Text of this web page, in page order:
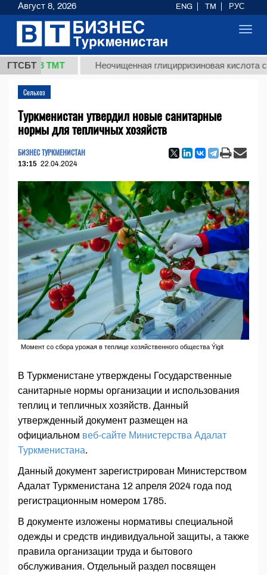
ГТСБТ
ТМТ Неочищенная глицирризиновая кислота
Сельхоз
Туркменистан утвердил новые санитарные
нормы для тепличных хозяйств
БИЗНЕС ТУРКМЕНИСТАН
13:15 22.04.2024
Момент со сбора урожая в теплице хозяйственного общества Ýigit
В Туркменистане утверждены Государственные
санитарные нормы организации и использования
теплиц и тепличных хозяйств. Данный
утвержденный документ размещен на
официальном веб-сайте Министерства Адалат
Туркменистана.
Данный документ зарегистрирован Министерством
Адалат Туркменистана 12 апреля 2024 года под
регистрационным номером 1785.
В документе изложены нормативы специальной
одежды и средств индивидуальной защиты, а также
правила организации труда и бытового
обслуживания. Отдельный раздел посвящен
Август 8, 2026 ENG TM РУС